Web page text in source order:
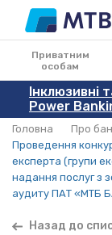
Приватним
особам
Інклюзивні
Power
Головна Про
Проведення
експерта (групи
надання послуг з
аудиту ПАТ «МТБ
Назад до